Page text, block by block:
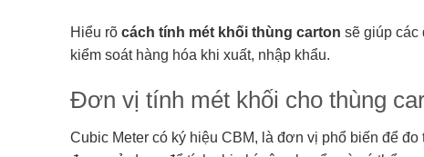
Hiểu rõ cách tính mét khối thùng carton sẽ giúp các
kiểm soát hàng hóa khi xuất, nhập khẩu.
Đơn vị tính mét khối cho thùng
Cubic Meter có ký hiệu CBM, là đơn vị phổ biến để